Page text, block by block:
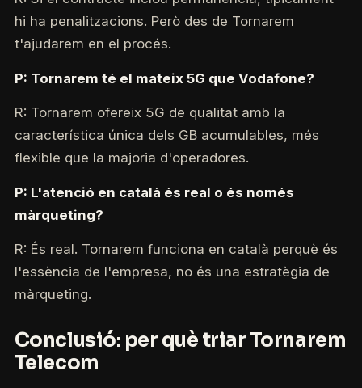
hi ha penalitzacions. Però des de Tornarem
t'ajudarem en el procés.
P: Tornarem té el mateix 5G que Vodafone?
R: Tornarem ofereix 5G de qualitat amb la
característica única dels GB acumulables, més
flexible que la majoria d'operadores.
P: L'atenció en català és real o és només
màrqueting?
R: És real. Tornarem funciona en català perquè és
l'essència de l'empresa, no és una estratègia de
màrqueting.
Conclusió: per què triar Tornarem
Telecom